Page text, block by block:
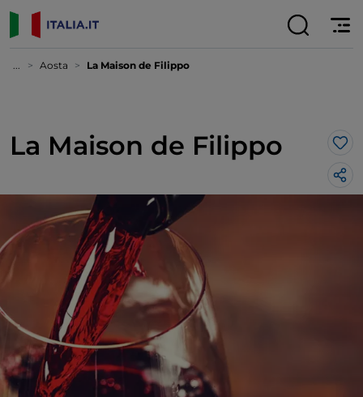
... Aosta La Maison de Filippo
La Maison de Filippo